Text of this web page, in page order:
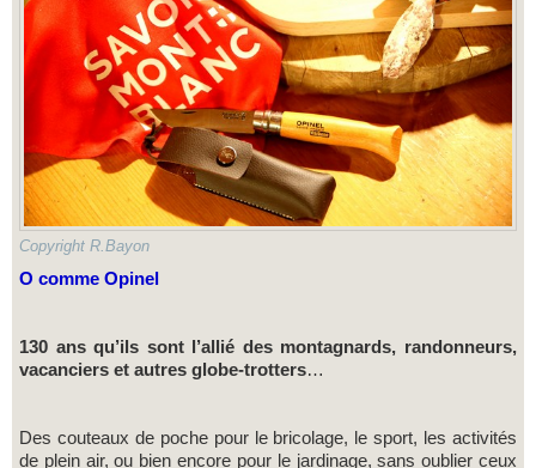
Copyright R.Bayon
O comme Opinel
130 ans qu’ils sont l’allié des montagnards, randonneurs,
vacanciers et autres globe-trotters…
Des couteaux de poche pour le bricolage, le sport, les activités
de plein air, ou bien encore pour le jardinage, sans oublier ceux